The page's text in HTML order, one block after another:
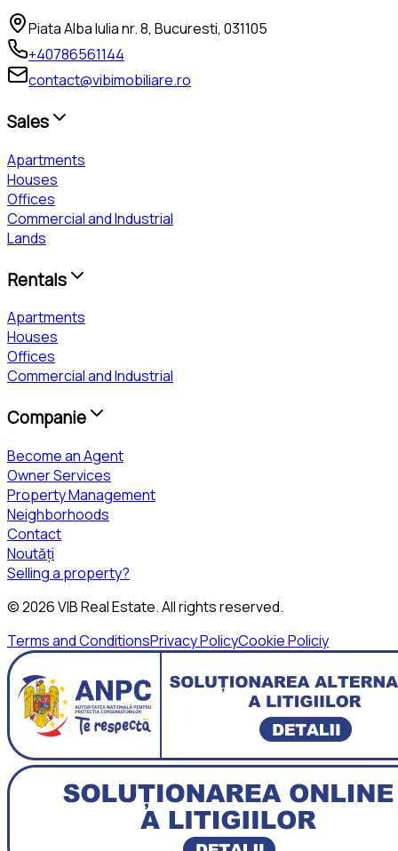
Piata Alba Iulia nr. 8, Bucuresti, 031105
+40786561144
contact@vibimobiliare.ro
Sales
Apartments
Houses
Offices
Commercial and Industrial
Lands
Rentals
Apartments
Houses
Offices
Commercial and Industrial
Companie
Become an Agent
Owner Services
Property Management
Neighborhoods
Contact
Noutăți
Selling a property?
©2026VIB Real Estate. All rights reserved.
Terms and ConditionsPrivacy PolicyCookie Policiy